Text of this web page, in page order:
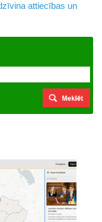
attiecības un